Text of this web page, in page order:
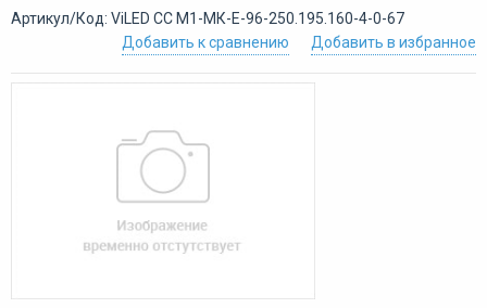
Артикул/Код: ViLED СС М1-МК-Е-96-250.195.160-4-0-67
Добавить в избранное
Добавить к сравнению